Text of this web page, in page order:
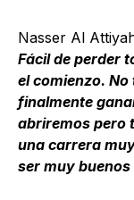
Nasser Al
Fácil de perder
el comienzo.
finalmente
abriremos pero
una carrera
ser muy